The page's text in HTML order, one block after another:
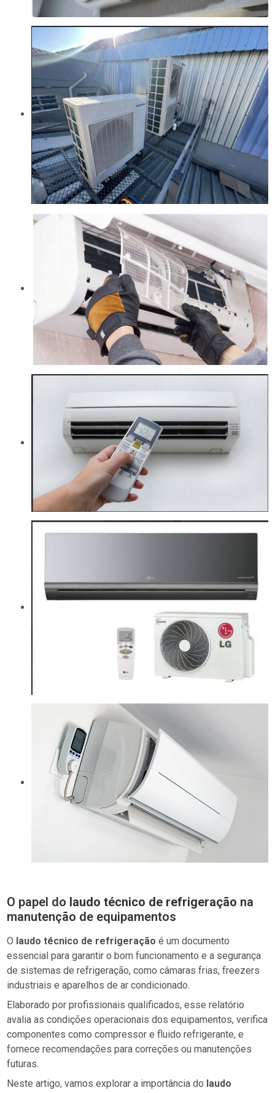
O papel do laudo técnico de refrigeração na
manutenção de equipamentos
O laudo técnico de refrigeração é um documento
essencial para garantir o bom funcionamento e a segurança
de sistemas de refrigeração, como câmaras frias, freezers
industriais e aparelhos de ar condicionado.
Elaborado por profissionais qualificados, esse relatório
avalia as condições operacionais dos equipamentos, verifica
componentes como compressor e fluido refrigerante, e
fornece recomendações para correções ou manutenções
futuras.
Neste artigo, vamos explorar a importância do laudo